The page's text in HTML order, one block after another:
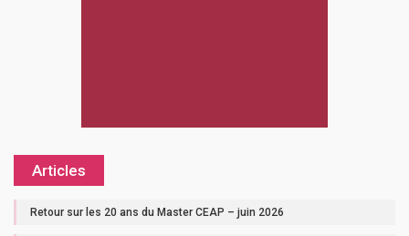
Articles
Retour sur les 20 ans du Master CEAP – juin 2026